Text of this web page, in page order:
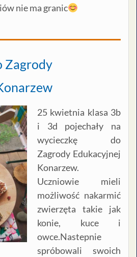
nie ma granic
Zagrody
25 kwietnia klasa 3b
i 3d pojechały na
wycieczkę do
Zagrody Edukacyjnej
Konarzew.
Uczniowie mieli
możliwość nakarmić
zwierzęta takie jak
konie, kuce i
owce.Nastepnie
spróbowali swoich